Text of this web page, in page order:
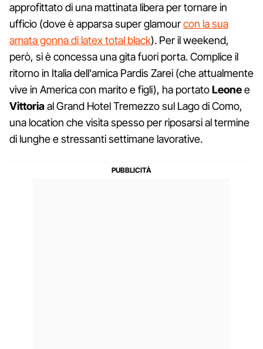
approfittato di una mattinata libera per tornare in
ufficio (dove è apparsa super glamourcon la sua
amata gonna di latex total black). Per il weekend,
però, si è concessa una gita fuori porta. Complice il
ritorno in Italia dell'amica Pardis Zarei (che attualmente
vive in America con marito e figli), ha portatoLeonee
Vittoriaal Grand Hotel Tremezzo sul Lago di Como,
una location che visita spesso per riposarsi al termine
di lunghe e stressanti settimane lavorative.